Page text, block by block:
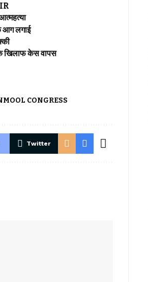
आग लगाई
खिलाफ केस वापस
CONGRESS
Twitter